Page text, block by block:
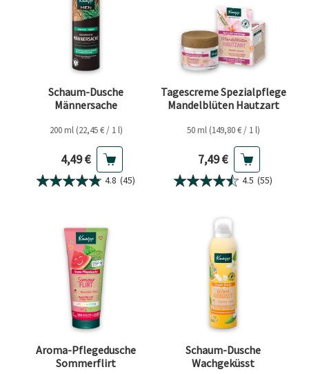
Schaum-Dusche
Männersache
200 ml (22,45 € / 1 l)
Aktueller Preis
4,49 €
4.8 (45)
Tagescreme Spezialpflege
Mandelblüten Hautzart
50 ml (149,80 € / 1 l)
Aktueller Preis
7,49 €
4.5 (55)
Aroma-Pflegedusche
Sommerflirt
Schaum-Dusche
Wachgeküsst